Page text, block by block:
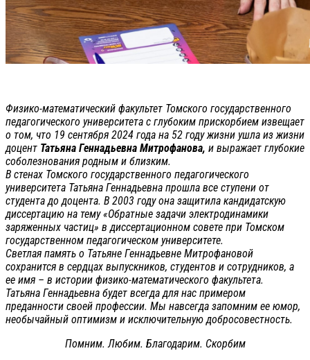
Физико-математический факультет Томского государственного
педагогического университета с глубоким прискорбием извещает
о том, что 19 сентября 2024 года на 52 году жизни ушла из жизни
доцент Татьяна Геннадьевна Митрофанова, и выражает глубокие
соболезнования родным и близким.
В стенах Томского государственного педагогического
университета Татьяна Геннадьевна прошла все ступени от
студента до доцента. В 2003 году она защитила кандидатскую
диссертацию на тему «Обратные задачи электродинамики
заряженных частиц» в диссертационном совете при Томском
государственном педагогическом университете.
Светлая память о Татьяне Геннадьевне Митрофановой
сохранится в сердцах выпускников, студентов и сотрудников, а
ее имя – в истории физико-математического факультета.
Татьяна Геннадьевна будет всегда для нас примером
преданности своей профессии. Мы навсегда запомним ее юмор,
необычайный оптимизм и исключительную добросовестность.
Помним. Любим. Благодарим. Скорбим